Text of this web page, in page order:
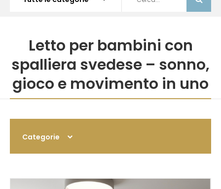
Letto per bambini con
spalliera svedese – sonno,
gioco e movimento in uno
Categorie